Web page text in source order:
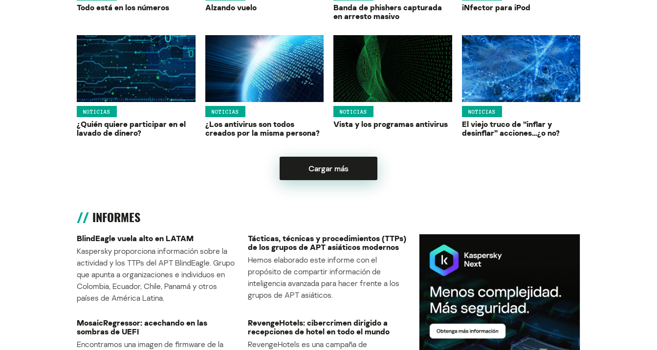
Todo está en los números Alzando vuelo
Banda de phishers capturada
en arresto masivo
iNfector para iPod
NOTICIAS
¿Quién quiere participar en el
lavado de dinero?
NOTICIAS
¿Los antivirus son todos
creados por la misma persona?
NOTICIAS
Vista y los programas antivirus
NOTICIAS
El viejo truco de “inflar y
desinflar” acciones…¿o no?
Cargar más
INFORMES
BlindEagle vuela alto en LATAM
Kaspersky proporciona información sobre la
actividad y los TTPs del APT BlindEagle. Grupo
que apunta a organizaciones e individuos en
Colombia, Ecuador, Chile, Panamá y otros
países de América Latina.
Tácticas, técnicas y procedimientos (TTPs)
de los grupos de APT asiáticos modernos
Hemos elaborado este informe con el
propósito de compartir información de
inteligencia avanzada para hacer frente a los
grupos de APT asiáticos.
MosaicRegressor: acechando en las
sombras de UEFI
Encontramos una imagen de firmware de la
RevengeHotels: cibercrimen dirigido a
recepciones de hotel en todo el mundo
RevengeHotels es una campaña de